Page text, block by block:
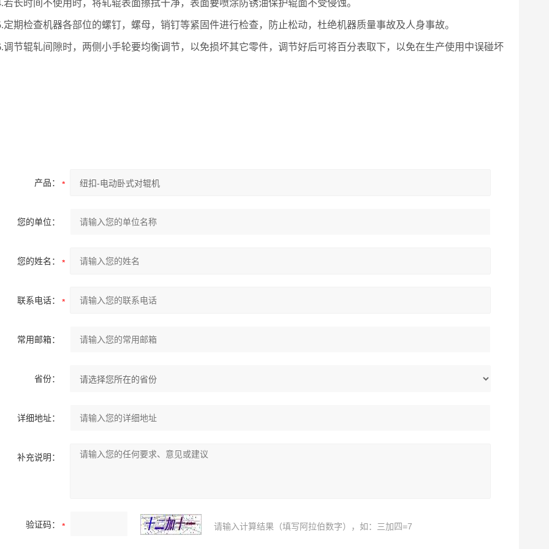
若长时间不使用时，将轧辊表面擦拭干净，表面要喷涂防锈油保护辊面不受侵蚀。
定期检查机器各部位的螺钉，螺母，销钉等紧固件进行检查，防止松动，杜绝机器质量事故及人身事故。
调节辊轧间隙时，两侧小手轮要均衡调节，以免损坏其它零件，调节好后可将百分表取下，以免在生产使用中误碰坏
产品：
您的单位：
您的姓名：
联系电话：
常用邮箱：
省份：
详细地址：
补充说明：
验证码： 请输入计算结果（填写阿拉伯数字），如：三加四=7